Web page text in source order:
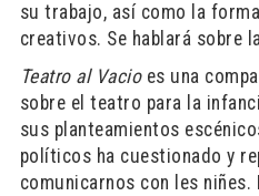
su trabajo, así como la
creativos. Se hablará sobre
Teatro al Vacioes una
sobre el teatro para la
sus planteamientos
políticos ha cuestionado y
comunicarnos con les niñes.